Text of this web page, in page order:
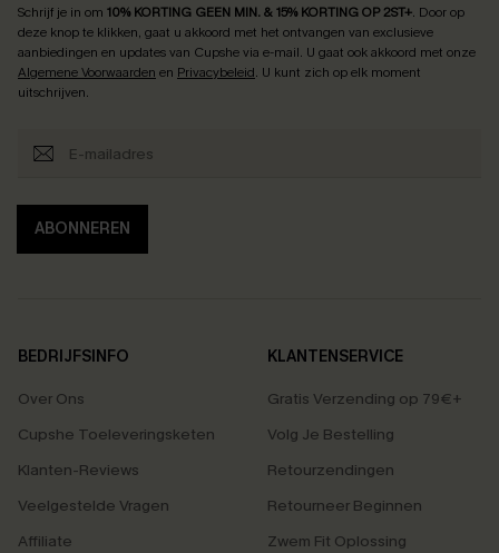
Schrijf je in om 10% KORTING GEEN MIN. & 15% KORTING OP 2ST+. Door op
deze knop te klikken, gaat u akkoord met het ontvangen van exclusieve
aanbiedingen en updates van Cupshe via e-mail. U gaat ook akkoord met onze
Algemene Voorwaarden en Privacybeleid. U kunt zich op elk moment
uitschrijven.
ABONNEREN
BEDRIJFSINFO
Over Ons
Cupshe Toeleveringsketen
Klanten-Reviews
Veelgestelde Vragen
Affiliate
KLANTENSERVICE
Gratis Verzending op 79€+
Volg Je Bestelling
Retourzendingen
Retourneer Beginnen
Zwem Fit Oplossing